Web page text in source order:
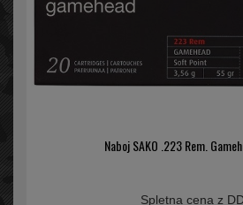
Naboj SAKO .223 Rem.
Spletna cena z